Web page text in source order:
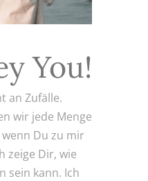
You!
an Zufälle.
wir jede Menge
Du zu mir
zeige Dir, wie
sein kann. Ich